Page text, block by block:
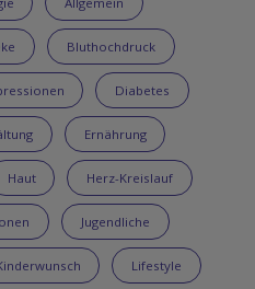
Bluthochdruck
Diabetes
Ernährung
Haut Herz-Kreislauf
Jugendliche
Lifestyle